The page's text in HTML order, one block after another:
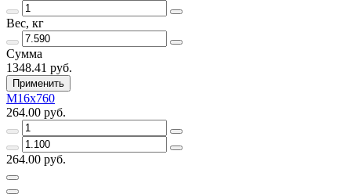
Вес, кг
Сумма
1348.41 руб.
Применить
М16х760
264.00 руб.
264.00 руб.